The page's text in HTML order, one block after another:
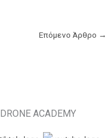
Επόμενο Άρθρο →
ACADEMY